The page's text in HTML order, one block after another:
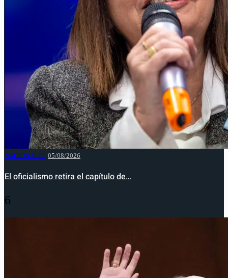
NACIONALES 05/08/2026
El oficialismo retira el capítulo de…
6